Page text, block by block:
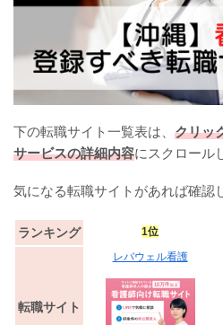
下の転職サイト一覧表は、 クリッ
サービスの詳細内容にスクロール
気になる転職サイトがあれば確認
ランキング 1位
転職サイト
レバウェル看護